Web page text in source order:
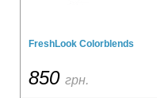
FreshLook Colorblends
850 грн.